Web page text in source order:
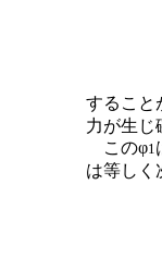
すること
力が生じ
このφ1
は等しく